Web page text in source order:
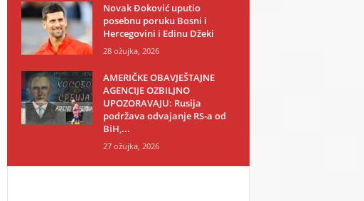
Novak Đoković uputio
posebnu poruku Bosni i
Hercegovini i Edinu Džeki
28 ožujka, 2026
AMERIČKE OBAVJEŠTAJNE
AGENCIJE OZBILJNO
UPOZORAVAJU: Rusija
podržava odvajanje RS-a od
BiH,...
27 ožujka, 2026